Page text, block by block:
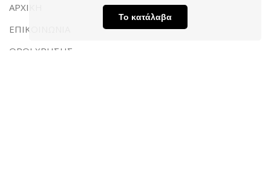
Το κατάλαβα
ΑΡΧΙΚΗ
ΕΠΙΚΟΙΝΩΝΙΑ
ΟΡΟΙ ΧΡΗΣΗΣ